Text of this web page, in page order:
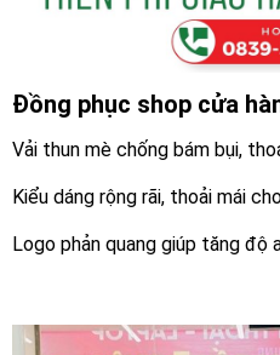
Đồng phục shop cửa
Vải thun mè chống bám bụi,
Kiểu dáng rộng rãi, thoải mái
Logo phản quang giúp tăng độ